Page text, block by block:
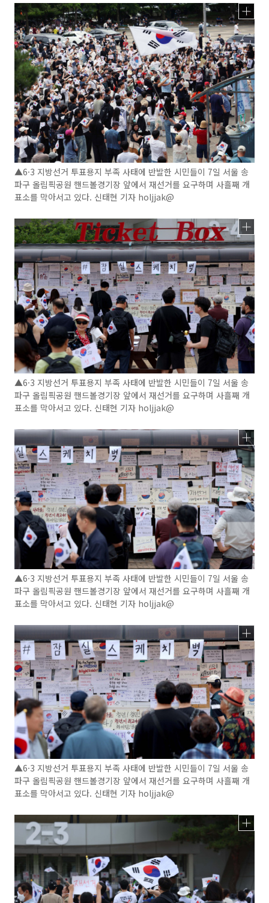
▲6·3 지방선거 투표용지 부족 사태에 반발한 시민들이 7일 서울 송
파구 올림픽공원 핸드볼경기장 앞에서 재선거를 요구하며 사흘째 개
표소를 막아서고 있다. 신태현 기자 holjjak@
▲6·3 지방선거 투표용지 부족 사태에 반발한 시민들이 7일 서울 송
파구 올림픽공원 핸드볼경기장 앞에서 재선거를 요구하며 사흘째 개
표소를 막아서고 있다. 신태현 기자 holjjak@
▲6·3 지방선거 투표용지 부족 사태에 반발한 시민들이 7일 서울 송
파구 올림픽공원 핸드볼경기장 앞에서 재선거를 요구하며 사흘째 개
표소를 막아서고 있다. 신태현 기자 holjjak@
▲6·3 지방선거 투표용지 부족 사태에 반발한 시민들이 7일 서울 송
파구 올림픽공원 핸드볼경기장 앞에서 재선거를 요구하며 사흘째 개
표소를 막아서고 있다. 신태현 기자 holjjak@